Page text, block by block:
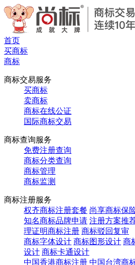
首页
买商标
商标
商标交易服务
买商标
卖商标
商标在线公证
国际商标交易
商标查询服务
免费注册查询
商标分类查询
商标管理
商标监测
商标注册服务
权齐商标注册套餐 尚享商标保
知名商标品牌申请 注册方案推
理证明商标注册 商标驳回复审
商标字体设计 商标图形设计 商
设计 商标卡通设计
中国香港商标注册 中国台湾商